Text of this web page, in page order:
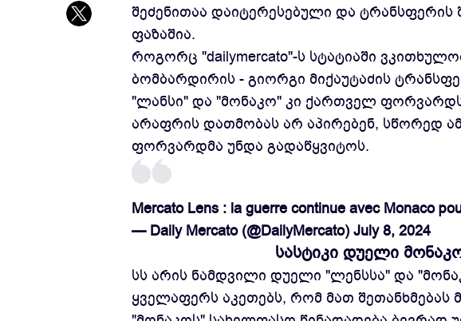
შეძენითაა დაიტერესებული და ტრანსფერის
ფაზაშია.
როგორც "dailymercato"-ს სტატიაში
ბომბარდირის - გიორგი მიქაუტაძის
"ლანსი" და "მონაკო" კი ქართველ
არაფრის დათმობას არ აპირებენ, სწორედ
ფორვარდმა უნდა გადაწყვიტოს.
Mercato Lens : la guerre continue avec Monaco
— Daily Mercato (@DailyMercato) July 8, 2024
სასტიკი დუელი
სს არის ნამდვილი დუელი "ლენსსა" და
ყველაფერს აკეთებს, რომ მათ